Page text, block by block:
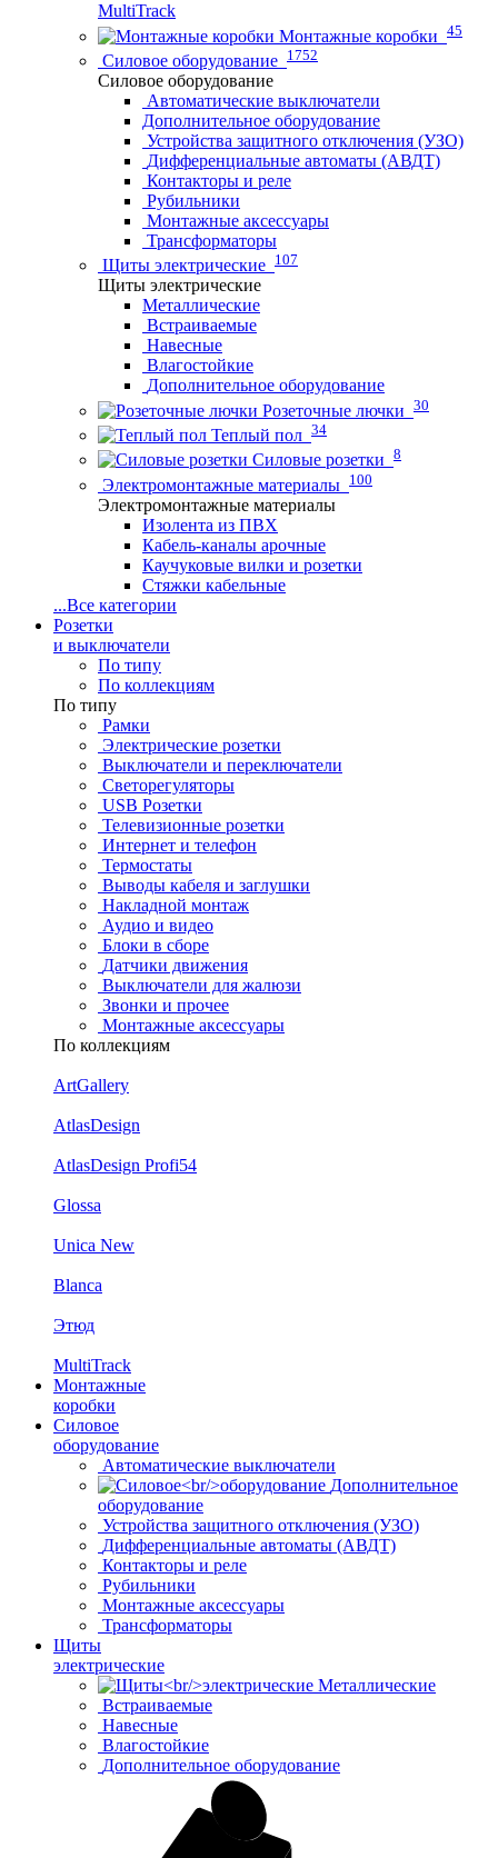
MultiTrack
Монтажные коробки 45
Силовое оборудование 1752
Силовое оборудование
Автоматические выключатели
Дополнительное оборудование
Устройства защитного отключения (УЗО)
Дифференциальные автоматы (АВДТ)
Контакторы и реле
Рубильники
Монтажные аксессуары
Трансформаторы
Щиты электрические 107
Щиты электрические
Металлические
Встраиваемые
Навесные
Влагостойкие
Дополнительное оборудование
Розеточные лючки 30
Теплый пол 34
Силовые розетки 8
Электромонтажные материалы 100
Электромонтажные материалы
Изолента из ПВХ
Кабель-каналы арочные
Каучуковые вилки и розетки
Стяжки кабельные
...Все категории
Розетки
и выключатели
По типу
По коллекциям
По типу
Рамки
Электрические розетки
Выключатели и переключатели
Светорегуляторы
USB Розетки
Телевизионные розетки
Интернет и телефон
Термостаты
Выводы кабеля и заглушки
Накладной монтаж
Аудио и видео
Блоки в сборе
Датчики движения
Выключатели для жалюзи
Звонки и прочее
Монтажные аксессуары
По коллекциям
ArtGallery
AtlasDesign
AtlasDesign Profi54
Glossa
Unica New
Blanca
Этюд
MultiTrack
Монтажные
коробки
Силовое
оборудование
Автоматические выключатели
Дополнительное
оборудование
Устройства защитного отключения (УЗО)
Дифференциальные автоматы (АВДТ)
Контакторы и реле
Рубильники
Монтажные аксессуары
Трансформаторы
Щиты
электрические
Металлические
Встраиваемые
Навесные
Влагостойкие
Дополнительное оборудование